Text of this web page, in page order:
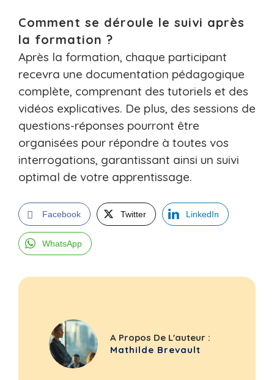
Comment se déroule le suivi après
la formation ?
Après la formation, chaque participant
recevra une documentation pédagogique
complète, comprenant des tutoriels et des
vidéos explicatives. De plus, des sessions de
questions-réponses pourront être
organisées pour répondre à toutes vos
interrogations, garantissant ainsi un suivi
optimal de votre apprentissage.
Facebook Twitter LinkedIn
WhatsApp
A Propos De L'auteur :
Mathilde Brevault